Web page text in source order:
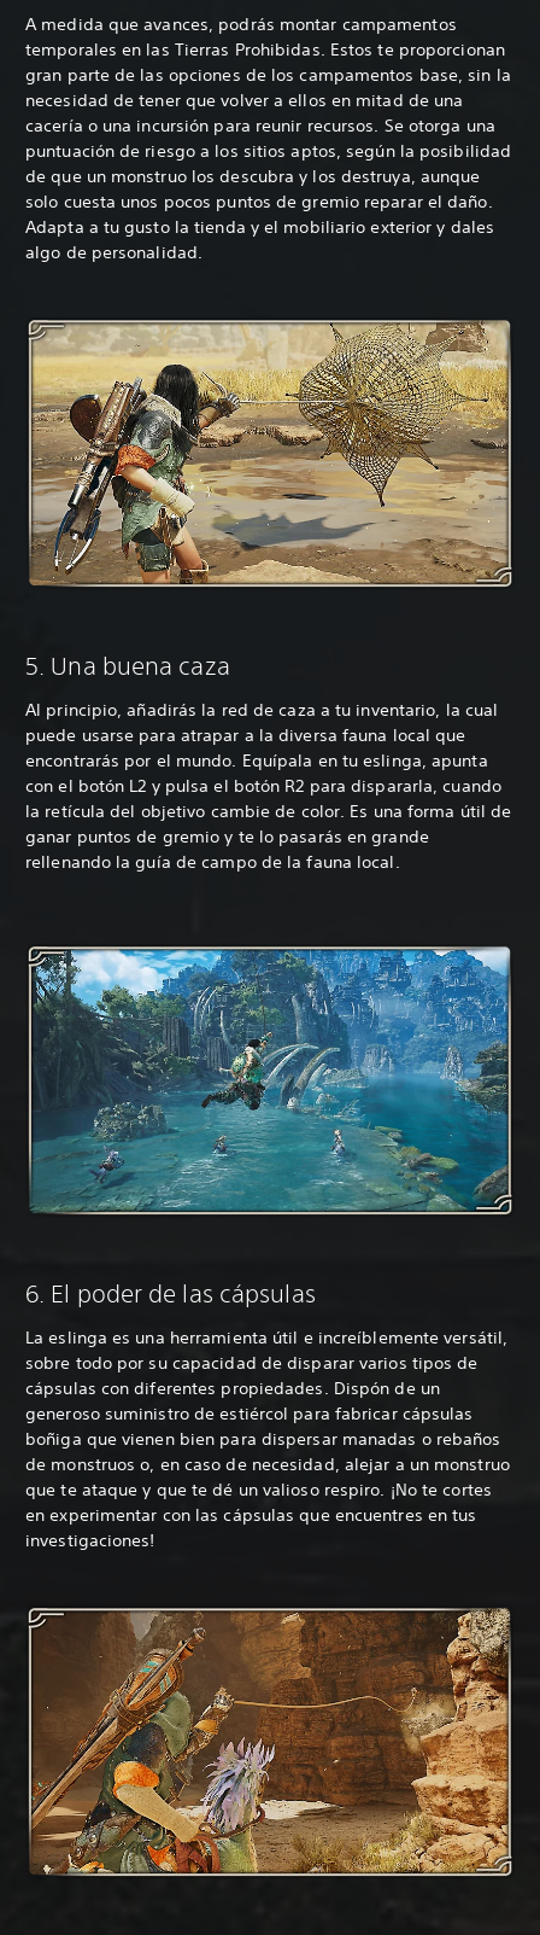
A medida que avances, podrás montar campamentos
temporales en las Tierras Prohibidas. Estos te proporcionan
gran parte de las opciones de los campamentos base, sin la
necesidad de tener que volver a ellos en mitad de una
cacería o una incursión para reunir recursos. Se otorga una
puntuación de riesgo a los sitios aptos, según la posibilidad
de que un monstruo los descubra y los destruya, aunque
solo cuesta unos pocos puntos de gremio reparar el daño.
Adapta a tu gusto la tienda y el mobiliario exterior y dales
algo de personalidad.
5. Una buena caza
Al principio, añadirás la red de caza a tu inventario, la cual
puede usarse para atrapar a la diversa fauna local que
encontrarás por el mundo. Equípala en tu eslinga, apunta
con el botón L2 y pulsa el botón R2 para dispararla, cuando
la retícula del objetivo cambie de color. Es una forma útil de
ganar puntos de gremio y te lo pasarás en grande
rellenando la guía de campo de la fauna local.
6. El poder de las cápsulas
La eslinga es una herramienta útil e increíblemente versátil,
sobre todo por su capacidad de disparar varios tipos de
cápsulas con diferentes propiedades. Dispón de un
generoso suministro de estiércol para fabricar cápsulas
boñiga que vienen bien para dispersar manadas o rebaños
de monstruos o, en caso de necesidad, alejar a un monstruo
que te ataque y que te dé un valioso respiro. ¡No te cortes
en experimentar con las cápsulas que encuentres en tus
investigaciones!